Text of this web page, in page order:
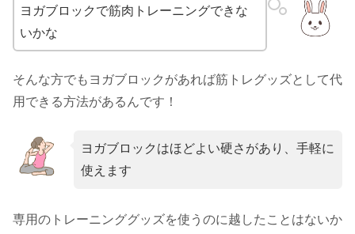
ヨガブロックで筋肉トレーニングできな
いかな
そんな方でもヨガブロックがあれば筋トレグッズとして代
用できる方法があるんです！
ヨガブロックはほどよい硬さがあり、手軽に
使えます
専用のトレーニンググッズを使うのに越したことはないか